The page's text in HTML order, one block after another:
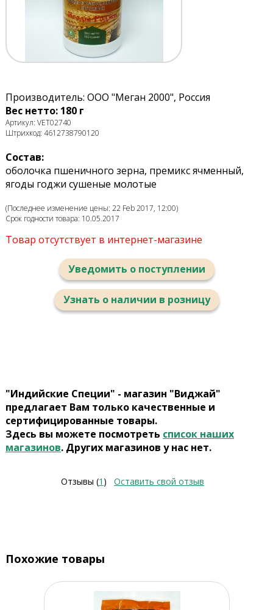
Производитель: ООО "Меган 2000", Россия
Вес нетто: 180 г
Артикул: VET02740
Штрихкод: 4612738790120
Состав:
оболочка пшеничного зерна, премикс ячменный,
ягоды годжи сушеные молотые
(Последнее изменение цены: 22 Feb 2017, 12:00)
Срок годности товара: 10.05.2017
Товар отсутствует в интернет-магазине
Уведомить о поступлении
Узнать о наличии в розницу
"Индийские Специи" - магазин "Виджай"
предлагает Вам только качественные и
сертифицированные товары.
Здесь вы можете посмотреть список наших
магазинов. Других магазинов у нас нет.
Отзывы (1 ) Оставить свой отзыв
Похожие товары